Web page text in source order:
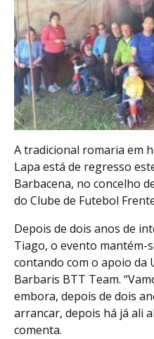
A tradicional romaria em
Lapa está de regresso
Barbacena, no concelho
do Clube de Futebol
Depois de dois anos de
Tiago, o evento mantém-
contando com o apoio da
Barbaris BTT Team.
embora, depois de dois
arrancar, depois há já ali
comenta.